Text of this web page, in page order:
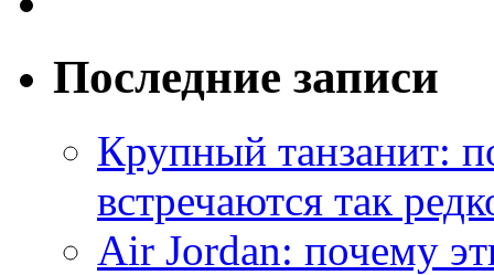
Последние записи
Крупный танзанит:
встречаются так
Air Jordan: почему